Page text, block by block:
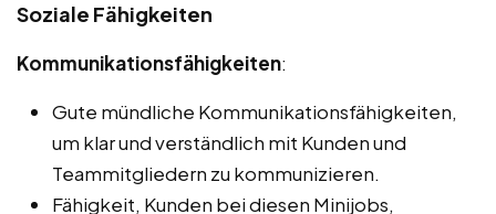
Soziale Fähigkeiten
Kommunikationsfähigkeiten:
Gute mündliche Kommunikationsfähigkeiten,
um klar und verständlich mit Kunden und
Teammitgliedern zu kommunizieren.
Fähigkeit, Kunden bei diesen Minijobs,